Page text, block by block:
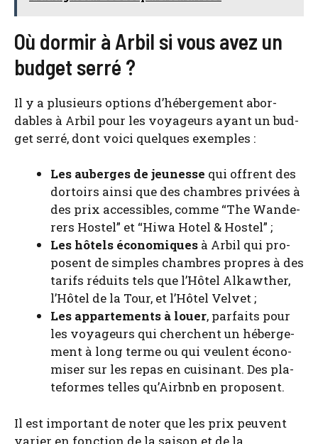
Où dormir à Arbil si vous avez un
budget serré ?
Il y a plu­sieurs options d’hé­ber­ge­ment abor­
dables à Arbil pour les voya­geurs ayant un bud­
get ser­ré, dont voi­ci quelques exemples :
Les auberges de jeu­nesse qui offrent des
dor­toirs ain­si que des chambres pri­vées à
des prix acces­sibles, comme “The Wan­de­
rers Hos­tel” et “Hiwa Hotel & Hos­tel” ;
Les hôtels éco­no­miques à Arbil qui pro­
posent de simples chambres propres à des
tarifs réduits tels que l’Hô­tel Alkaw­ther,
l’Hô­tel de la Tour, et l’Hô­tel Vel­vet ;
Les appar­te­ments à louer, par­faits pour
les voya­geurs qui cherchent un héber­ge­
ment à long terme ou qui veulent éco­no­
mi­ser sur les repas en cui­si­nant. Des pla­
te­formes telles qu’Airbnb en pro­posent.
Il est impor­tant de noter que les prix peuvent
varier en fonc­tion de la sai­son et de la